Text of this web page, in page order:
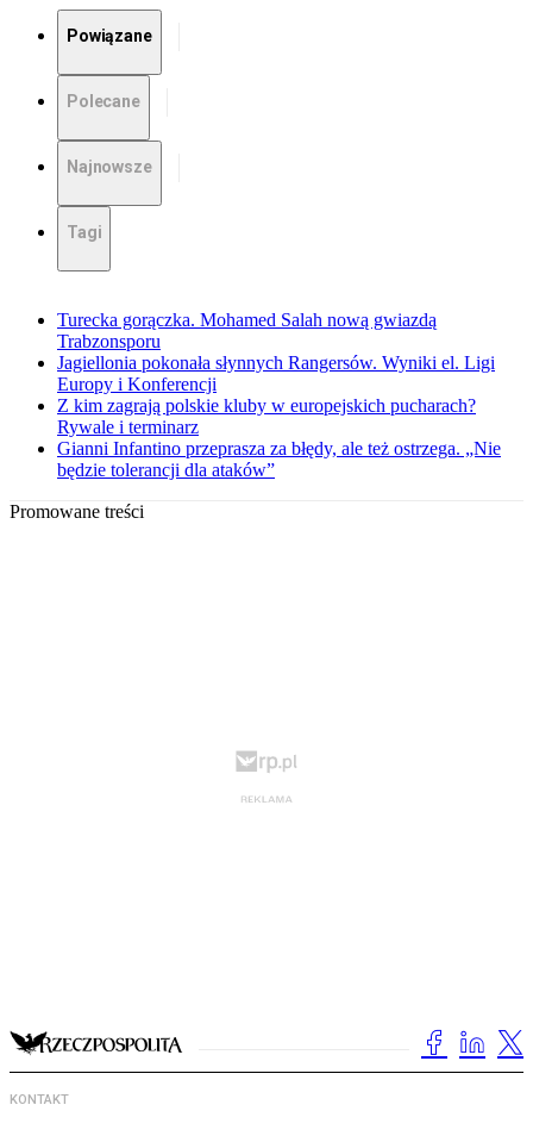
Powiązane
Polecane
Najnowsze
Tagi
Turecka gorączka. Mohamed Salah nową gwiazdą
Trabzonsporu
Jagiellonia pokonała słynnych Rangersów. Wyniki el. Ligi
Europy i Konferencji
Z kim zagrają polskie kluby w europejskich pucharach?
Rywale i terminarz
Gianni Infantino przeprasza za błędy, ale też ostrzega. „Nie
będzie tolerancji dla ataków”
Promowane treści
KONTAKT